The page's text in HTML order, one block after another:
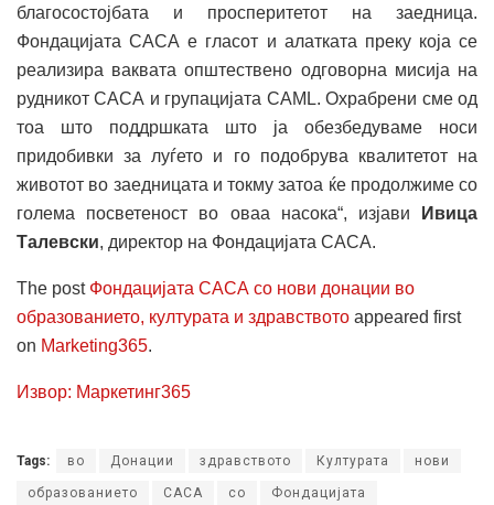
благосостојбата и просперитетот на заедница.
Фондацијата САСА е гласот и алатката преку која се
реализира ваквата општествено одговорна мисија на
рудникот САСА и групацијата CAML. Охрабрени сме од
тоа што поддршката што ја обезбедуваме носи
придобивки за луѓето и го подобрува квалитетот на
животот во заедницата и токму затоа ќе продолжиме со
голема посветеност во оваа насока“, изјави
Ивица
Талевски, директор на Фондацијата САСА.
The post Фондацијата САСА со нови донации во
образованието, културата и здравството appeared first
on Marketing365.
Извор: Маркетинг365
Tags: во Донации здравството Културата нови
образованието САСА со Фондацијата